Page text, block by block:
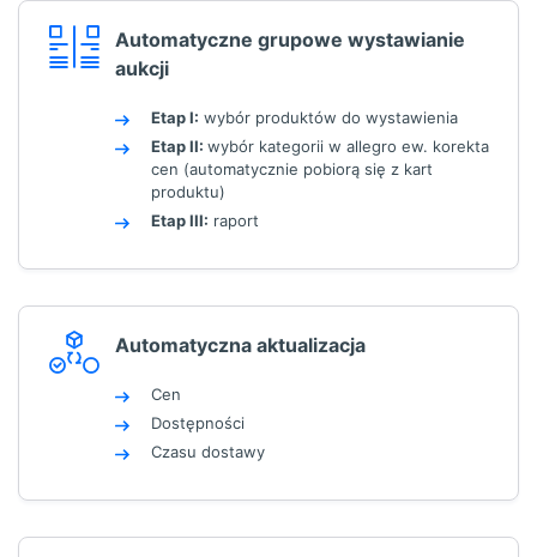
Automatyczne grupowe wystawianie
aukcji
Etap I: wybór produktów do wystawienia
Etap II: wybór kategorii w allegro ew. korekta
cen (automatycznie pobiorą się z kart
produktu)
Etap III: raport
Automatyczna aktualizacja
Cen
Dostępności
Czasu dostawy